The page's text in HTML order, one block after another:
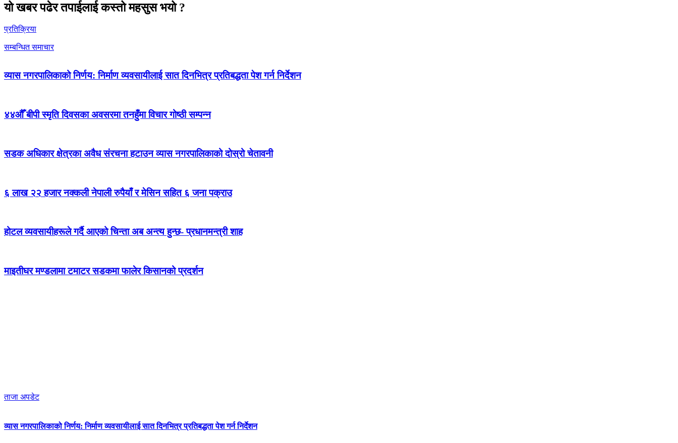
यो खबर पढेर तपाईलाई कस्तो महसुस भयो ?
प्रतिक्रिया
सम्बन्धित समाचार
व्यास नगरपालिकाको निर्णय: निर्माण व्यवसायीलाई सात दिनभित्र प्रतिबद्धता पेश गर्न निर्देशन
४४औँ बीपी स्मृति दिवसका अवसरमा तनहुँमा विचार गोष्ठी सम्पन्न
सडक अधिकार क्षेत्रका अवैध संरचना हटाउन व्यास नगरपालिकाको दोस्रो चेतावनी
६ लाख २२ हजार नक्कली नेपाली रुपैयाँ र मेसिन सहित ६ जना पक्राउ
होटल व्यवसायीहरूले गर्दै आएको चिन्ता अब अन्त्य हुन्छ- प्रधानमन्त्री शाह
माइतीघर मण्डलामा टमाटर सडकमा फालेर किसानको प्रदर्शन
ताजा अपडेट
व्यास नगरपालिकाको निर्णय: निर्माण व्यवसायीलाई सात दिनभित्र प्रतिबद्धता पेश गर्न निर्देशन